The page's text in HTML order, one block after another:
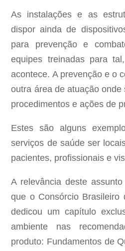
As instalações e as
dispor ainda de
para prevenção e
equipes treinadas para
acontece. A prevenção e o
outra área de atuação
procedimentos e ações de
Estes são alguns
serviços de saúde ser
pacientes, profissionais e
A relevância deste
que o Consórcio Brasileiro
dedicou um capítulo
ambiente nas
produto: Fundamentos de